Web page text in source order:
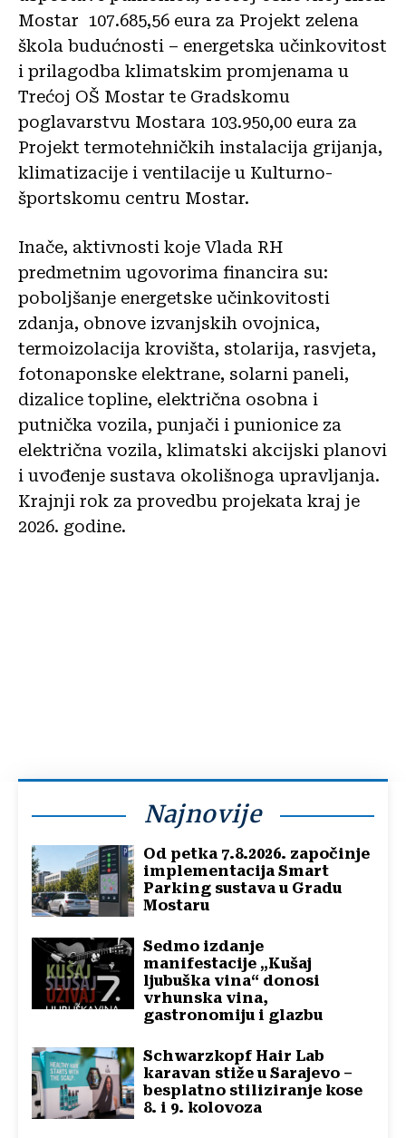
Mostar 107.685,56 eura za Projekt zelena
škola budućnosti – energetska učinkovitost
i prilagodba klimatskim promjenama u
Trećoj OŠ Mostar te Gradskomu
poglavarstvu Mostara 103.950,00 eura za
Projekt termotehničkih instalacija grijanja,
klimatizacije i ventilacije u Kulturno-
športskomu centru Mostar.
Inače, aktivnosti koje Vlada RH
predmetnim ugovorima financira su:
poboljšanje energetske učinkovitosti
zdanja, obnove izvanjskih ovojnica,
termoizolacija krovišta, stolarija, rasvjeta,
fotonaponske elektrane, solarni paneli,
dizalice topline, električna osobna i
putnička vozila, punjači i punionice za
električna vozila, klimatski akcijski planovi
i uvođenje sustava okolišnoga upravljanja.
Krajnji rok za provedbu projekata kraj je
2026. godine.
Najnovije
Od petka 7.8.2026. započinje
implementacija Smart
Parking sustava u Gradu
Mostaru
Sedmo izdanje
manifestacije „Kušaj
ljubuška vina“ donosi
vrhunska vina,
gastronomiju i glazbu
Schwarzkopf Hair Lab
karavan stiže u Sarajevo –
besplatno stiliziranje kose
8. i 9. kolovoza